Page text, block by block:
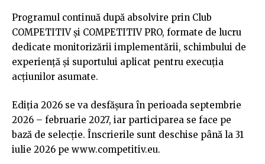
Programul continuă după absolvire prin Club
COMPETITIV și COMPETITIV PRO, formate de lucru
dedicate monitorizării implementării, schimbului de
experiență și suportului aplicat pentru execuția
acțiunilor asumate.
Ediția 2026 se va desfășura în perioada septembrie
2026 – februarie 2027, iar participarea se face pe
bază de selecție. Înscrierile sunt deschise până la 31
iulie 2026 pe www.competitiv.eu.